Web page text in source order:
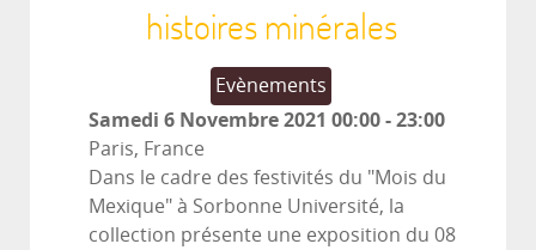
histoires minérales
Evènements
Samedi 6 Novembre 2021 00:00-23:00
Paris, France
Dans le cadre des festivités du "Mois du
Mexique" à Sorbonne Université, la
collection présente une exposition du 08